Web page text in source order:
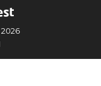
2026